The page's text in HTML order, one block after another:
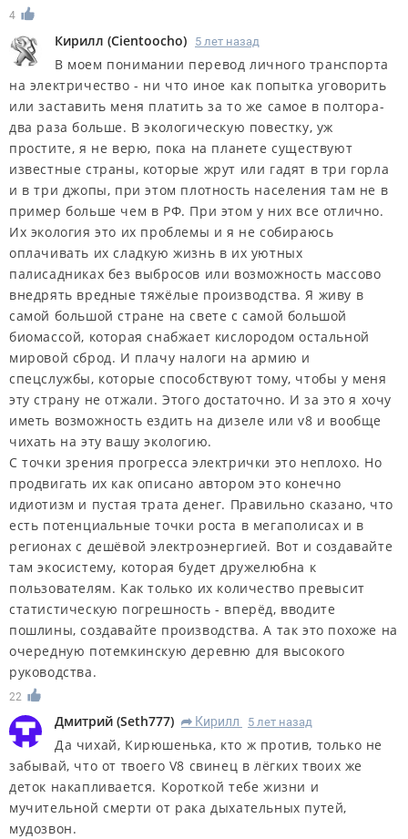
4
Кирилл (Cientoocho) 5 лет назад
В моем понимании перевод личного транспорта
на электричество - ни что иное как попытка уговорить
или заставить меня платить за то же самое в полтора-
два раза больше. В экологическую повестку, уж
простите, я не верю, пока на планете существуют
известные страны, которые жрут или гадят в три горла
и в три джопы, при этом плотность населения там не в
пример больше чем в РФ. При этом у них все отлично.
Их экология это их проблемы и я не собираюсь
оплачивать их сладкую жизнь в их уютных
палисадниках без выбросов или возможность массово
внедрять вредные тяжёлые производства. Я живу в
самой большой стране на свете с самой большой
биомассой, которая снабжает кислородом остальной
мировой сброд. И плачу налоги на армию и
спецслужбы, которые способствуют тому, чтобы у меня
эту страну не отжали. Этого достаточно. И за это я хочу
иметь возможность ездить на дизеле или v8 и вообще
чихать на эту вашу экологию.
С точки зрения прогресса электрички это неплохо. Но
продвигать их как описано автором это конечно
идиотизм и пустая трата денег. Правильно сказано, что
есть потенциальные точки роста в мегаполисах и в
регионах с дешёвой электроэнергией. Вот и создавайте
там экосистему, которая будет дружелюбна к
пользователям. Как только их количество превысит
статистическую погрешность - вперёд, вводите
пошлины, создавайте производства. А так это похоже на
очередную потемкинскую деревню для высокого
руководства.
22
Дмитрий (Seth777) R Кирилл 5 лет назад
Да чихай, Кирюшенька, кто ж против, только не
забывай, что от твоего V8 свинец в лёгких твоих же
деток накапливается. Короткой тебе жизни и
мучительной смерти от рака дыхательных путей,
мудозвон.